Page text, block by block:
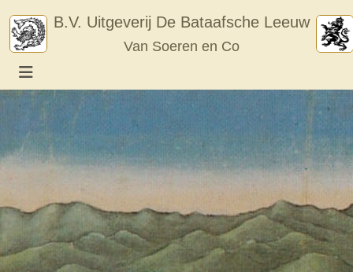
content
B.V. Uitgeverij De Bataafsche Leeuw
Van Soeren en Co